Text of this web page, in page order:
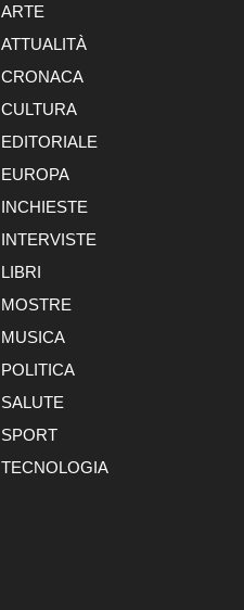
ARTE
ATTUALITÀ
CRONACA
CULTURA
EDITORIALE
EUROPA
INCHIESTE
INTERVISTE
LIBRI
MOSTRE
MUSICA
POLITICA
SALUTE
SPORT
TECNOLOGIA